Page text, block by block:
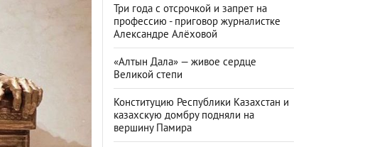
Три года с отсрочкой и запрет на
профессию - приговор журналистке
Александре Алёховой
«Алтын Дала» — живое сердце
Великой степи
Конституцию Республики Казахстан и
казахскую домбру подняли на
вершину Памира